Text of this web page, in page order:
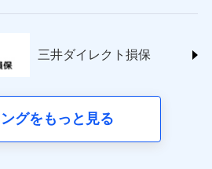
)
険株式会社
三井ダイレクト損保
グをもっと見る